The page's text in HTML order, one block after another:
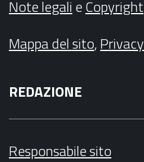
Note legalieCopyright
Mappa del sito,Privacy
REDAZIONE
Responsabile sito